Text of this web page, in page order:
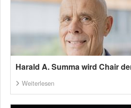
Harald A. Summa wird Chair
Weiterlesen